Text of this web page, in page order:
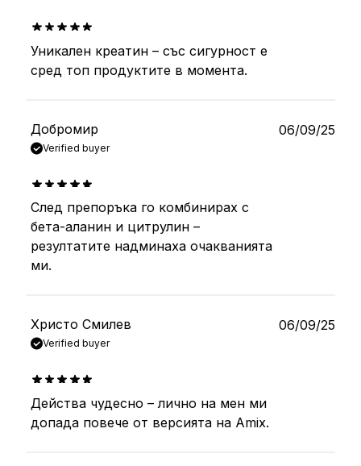
out of 5
Уникален креатин – със сигурност е
сред топ продуктите в момента.
Добромир
Verified buyer
out of 5
След препоръка го комбинирах с
бета-аланин и цитрулин –
резултатите надминаха очакванията
ми.
06/09/25
Христо Смилев
Verified buyer
out of 5
Действа чудесно – лично на мен ми
допада повече от версията на Amix.
06/09/25